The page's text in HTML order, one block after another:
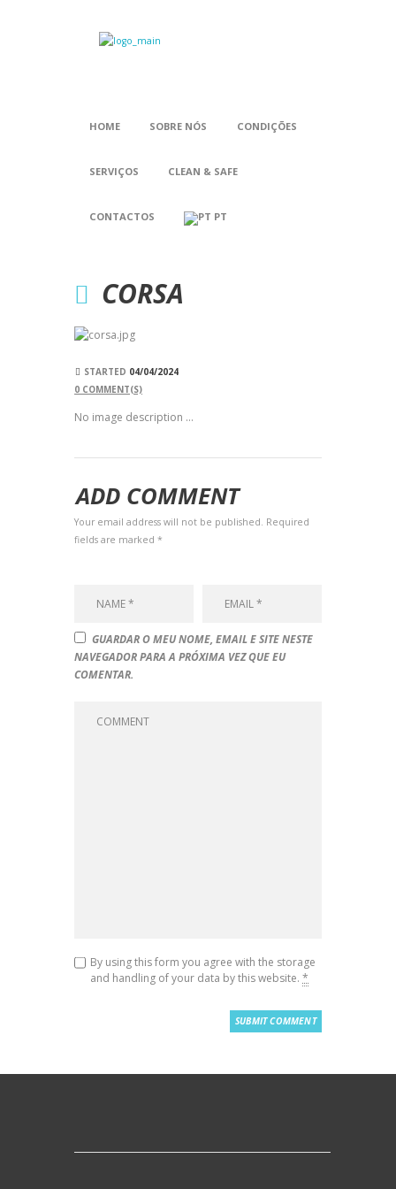
HOME SOBRE NÓS CONDIÇÕES
SERVIÇOS CLEAN & SAFE
CONTACTOS PT
CORSA
STARTED 04/04/2024
0 COMMENT(S)
No image description ...
ADD COMMENT
Your email address will not be published. Required
fields are marked *
GUARDAR O MEU NOME, EMAIL E SITE NESTE
NAVEGADOR PARA A PRÓXIMA VEZ QUE EU
COMENTAR.
By using this form you agree with the storage
and handling of your data by this website. *